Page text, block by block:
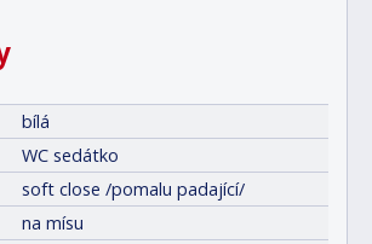
bílá
WC sedátko
soft close /pomalu padající/
na mísu